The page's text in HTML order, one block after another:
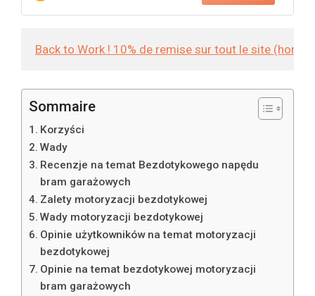
Back to Work ! 10% de remise sur tout le site (hors
Sommaire
Korzyści
Wady
Recenzje na temat Bezdotykowego napędu
bram garażowych
Zalety motoryzacji bezdotykowej
Wady motoryzacji bezdotykowej
Opinie użytkowników na temat motoryzacji
bezdotykowej
Opinie na temat bezdotykowej motoryzacji
bram garażowych